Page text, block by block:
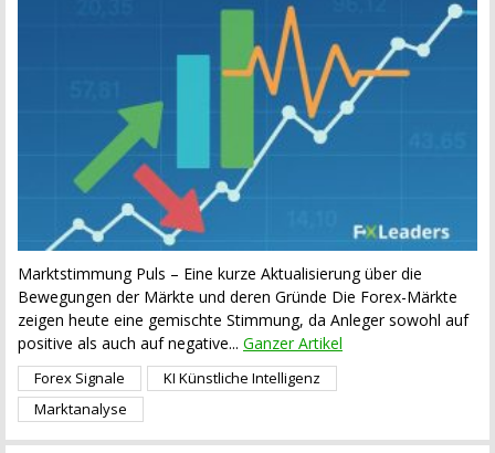
Marktstimmung Puls – Eine kurze Aktualisierung über die
Bewegungen der Märkte und deren Gründe Die Forex-Märkte
zeigen heute eine gemischte Stimmung, da Anleger sowohl auf
positive als auch auf negative... Ganzer Artikel
Forex Signale
KI Künstliche Intelligenz
Marktanalyse